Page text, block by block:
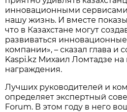
инновационными
нашу жизнь. И вместе
что в Казахстане могут
развиваться
компании», – сказал глава и
Kaspi.kz Михаил Ломтадзе
награждения.
Лучших руководителей и
определяет экспертный
Forum. В этом году в него